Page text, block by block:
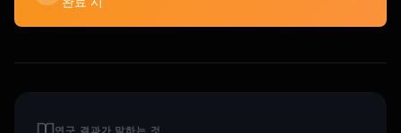
연구 결과가 말하는 것